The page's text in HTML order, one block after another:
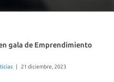
gala de Emprendimiento
| 21 diciembre, 2023